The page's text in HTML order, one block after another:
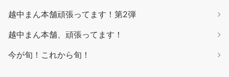
越中まん本舗頑張ってます！第2弾
越中まん本舗、頑張ってます！
今が旬！これから旬！